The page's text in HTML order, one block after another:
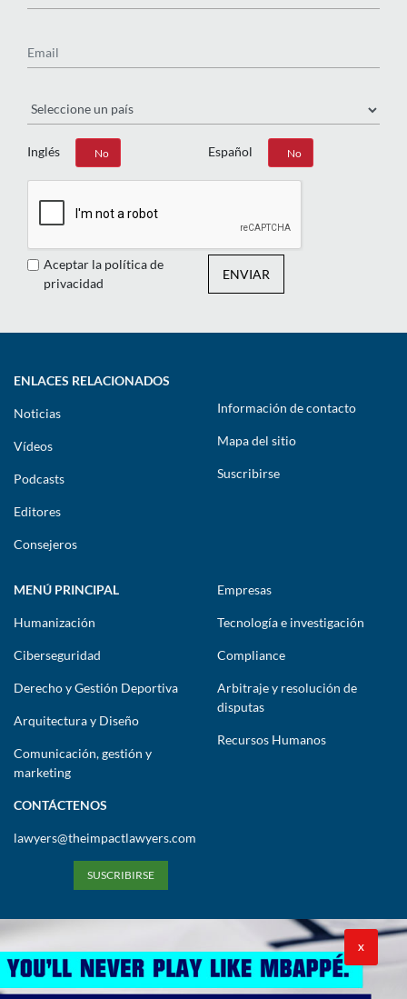
Inglés
Sí No Español
Sí No
Aceptar la política de
privacidad
ENVIAR
ENLACES RELACIONADOS
Noticias
Vídeos
Podcasts
Editores
Consejeros
Información de contacto
Mapa del sitio
Suscribirse
MENÚ PRINCIPAL
Humanización
Ciberseguridad
Derecho y Gestión Deportiva
Arquitectura y Diseño
Comunicación, gestión y
marketing
Empresas
Tecnología e investigación
Compliance
Arbitraje y resolución de
disputas
Recursos Humanos
CONTÁCTENOS
lawyers@theimpactlawyers.com
SUSCRIBIRSE
X